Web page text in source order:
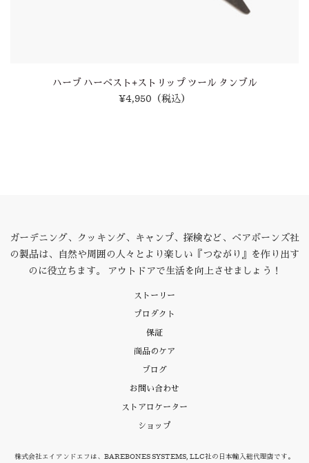
ハーブ ハーベスト+ストリップ ツール タンブル
¥4,950 （税込）
ガーデニング、クッキング、キャンプ、探検など、ベアボーンズ社
の製品は、自然や周囲の人々とより楽しい『つながり』を作り出す
のに役立ちます。 アウトドアで生活を向上させましょう！
ストーリー
プロダクト
保証
商品のケア
ブログ
お問い合わせ
ストアロケーター
ショップ
株式会社エイアンドエフは、BAREBONES SYSTEMS, LLC社の日本輸入総代理店です。